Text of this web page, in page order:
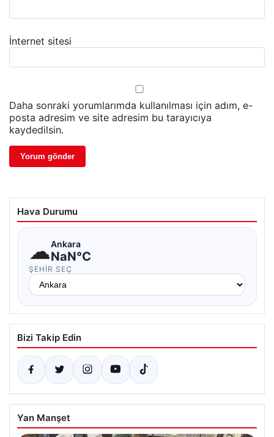
İnternet sitesi
Daha sonraki yorumlarımda kullanılması için adım, e-
posta adresim ve site adresim bu tarayıcıya
kaydedilsin.
Hava Durumu
☁Ankara
NaN°C
ŞEHIR SEÇ
Bizi Takip Edin
Yan Manşet